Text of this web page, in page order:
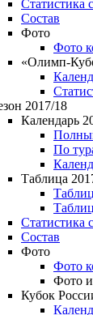
Статистика
Состав
Фото
Фото
«Олимп-
2017/18
Календарь
По
Таблица
Статистика
Состав
Фото
Фото
Фото
Кубок